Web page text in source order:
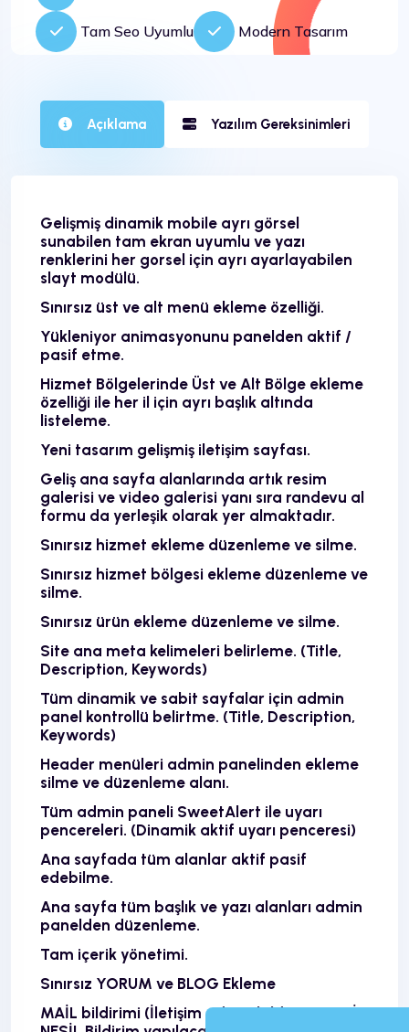
Tam Seo Uyumlu Modern Tasarım
Açıklama Yazılım Gereksinimleri
Gelişmiş dinamik mobile ayrı görsel
sunabilen tam ekran uyumlu ve yazı
renklerini her gorsel için ayrı ayarlayabilen
slayt modülü.
Sınırsız üst ve alt menü ekleme özelliği.
Yükleniyor animasyonunu panelden aktif /
pasif etme.
Hizmet Bölgelerinde Üst ve Alt Bölge ekleme
özelliği ile her il için ayrı başlık altında
listeleme.
Yeni tasarım gelişmiş iletişim sayfası.
Geliş ana sayfa alanlarında artık resim
galerisi ve video galerisi yanı sıra randevu al
formu da yerleşik olarak yer almaktadır.
Sınırsız hizmet ekleme düzenleme ve silme.
Sınırsız hizmet bölgesi ekleme düzenleme ve
silme.
Sınırsız ürün ekleme düzenleme ve silme.
Site ana meta kelimeleri belirleme. (Title,
Description, Keywords)
Tüm dinamik ve sabit sayfalar için admin
panel kontrollü belirtme. (Title, Description,
Keywords)
Header menüleri admin panelinden ekleme
silme ve düzenleme alanı.
Tüm admin paneli SweetAlert ile uyarı
pencereleri. (Dinamik aktif uyarı penceresi)
Ana sayfada tüm alanlar aktif pasif
edebilme.
Ana sayfa tüm başlık ve yazı alanları admin
panelden düzenleme.
Tam içerik yönetimi.
Sınırsız YORUM ve BLOG Ekleme
MAİL bildirimi (İletişim admin bildirimi. YENİ